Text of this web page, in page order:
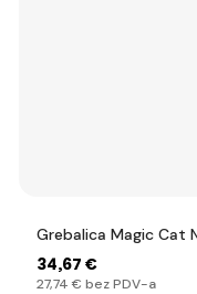
Grebalica Magic Cat
34,67 €
27,74 € bez PDV-a